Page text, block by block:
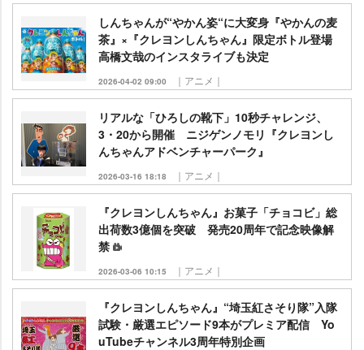
しんちゃんが“やかん姿“に大変身『やかんの麦
茶』×『クレヨンしんちゃん』限定ボトル登場
高橋文哉のインスタライブも決定
2026-04-02 09:00 ｜アニメ｜
リアルな「ひろしの靴下」10秒チャレンジ、
3・20から開催 ニジゲンノモリ『クレヨンし
んちゃんアドベンチャーパーク』
2026-03-16 18:18 ｜アニメ｜
『クレヨンしんちゃん』お菓子「チョコビ」総
出荷数3億個を突破 発売20周年で記念映像解
禁
2026-03-06 10:15 ｜アニメ｜
『クレヨンしんちゃん』“埼玉紅さそり隊”入隊
試験・厳選エピソード9本がプレミア配信 Yo
uTubeチャンネル3周年特別企画